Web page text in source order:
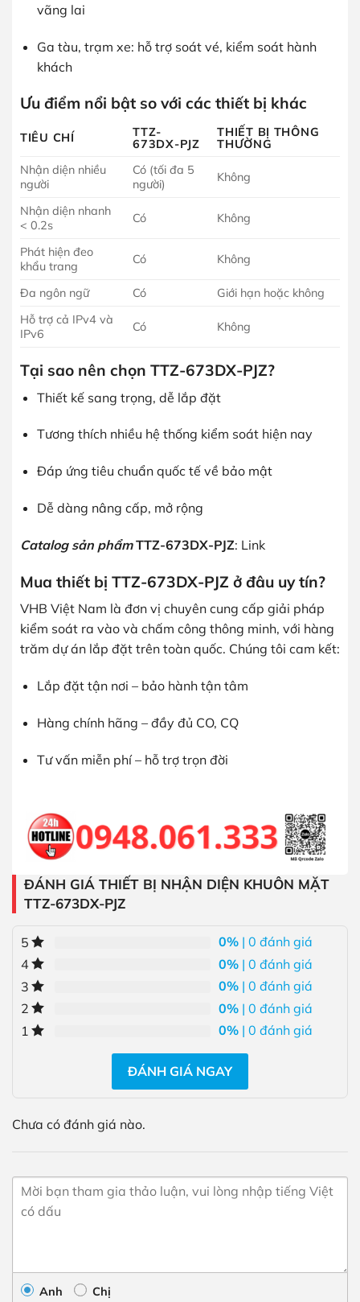
vãng lai
Ga tàu, trạm xe: hỗ trợ soát vé, kiểm soát hành
khách
Ưu điểm nổi bật so với các thiết bị khác
TIÊU CHÍ
TTZ-
673DX-PJZ
THIẾT BỊ THÔNG
THƯỜNG
Nhận diện nhiều
người
Có (tối đa 5
người)
Không
Nhận diện nhanh
< 0.2s
Có Không
Phát hiện đeo
khẩu trang
Có Không
Đa ngôn ngữ Có
Giới hạn hoặc không
Hỗ trợ cả IPv4 và
IPv6
Có Không
Tại sao nên chọn TTZ-673DX-PJZ?
Thiết kế sang trọng, dễ lắp đặt
Tương thích nhiều hệ thống kiểm soát hiện nay
Đáp ứng tiêu chuẩn quốc tế về bảo mật
Dễ dàng nâng cấp, mở rộng
Catalog sản phẩmTTZ-673DX-PJZ: Link
Mua thiết bị TTZ-673DX-PJZ ở đâu uy tín?
VHB Việt Nam là đơn vị chuyên cung cấp giải pháp
kiểm soát ra vào và chấm công thông minh, với hàng
trăm dự án lắp đặt trên toàn quốc. Chúng tôi cam kết:
Lắp đặt tận nơi – bảo hành tận tâm
Hàng chính hãng – đầy đủ CO, CQ
Tư vấn miễn phí – hỗ trợ trọn đời
ĐÁNH GIÁ THIẾT BỊ NHẬN DIỆN KHUÔN MẶT
TTZ-673DX-PJZ
5 0% | 0 đánh giá
4
0% | 0 đánh giá
3
0% | 0 đánh giá
2
0% | 0 đánh giá
1
0% | 0 đánh giá
ĐÁNH GIÁ NGAY
Chưa có đánh giá nào.
Anh Chị